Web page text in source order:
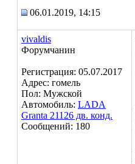
06.01.2019, 14:15
vivaldis
Форумчанин
Регистрация: 05.07.2017
Адрес: гомель
Пол: Мужской
Автомобиль: LADA
Granta 21126 дв. конд.
Сообщений: 180